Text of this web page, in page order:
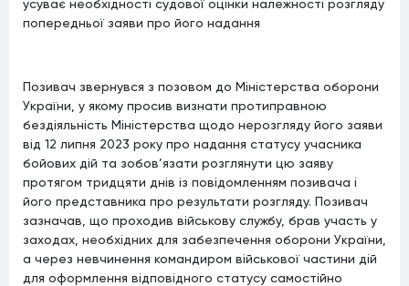
усуває необхідності судової оцінки належності розгляду
попередньої заяви про його надання
Позивач звернувся з позовом до Міністерства оборони
України, у якому просив визнати протиправною
бездіяльність Міністерства щодо нерозгляду його заяви
від 12 липня 2023 року про надання статусу учасника
бойових дій та зобов’язати розглянути цю заяву
протягом тридцяти днів із повідомленням позивача і
його представника про результати розгляду. Позивач
зазначав, що проходив військову службу, брав участь у
заходах, необхідних для забезпечення оборони України,
а через невчинення командиром військової частини дій
для оформлення відповідного статусу самостійно